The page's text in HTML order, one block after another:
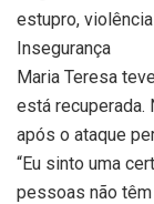
estupro,
Insegurança
Maria Teresa
está recuperada.
após o ataque
“Eu sinto uma
pessoas não